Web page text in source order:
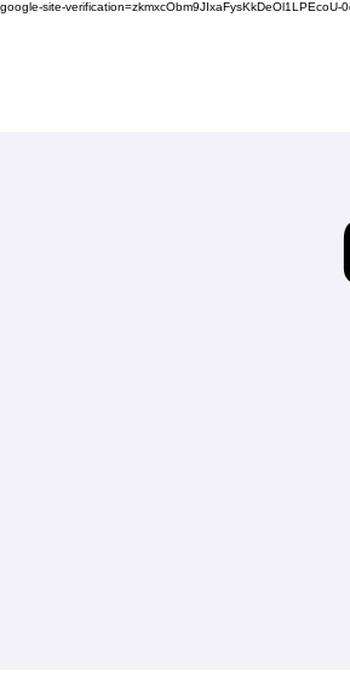
google-site-verification=zkmxcObm9JIxaFysKkDeOl1LPEcoU-